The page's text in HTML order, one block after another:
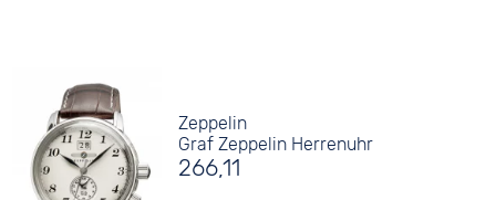
Zeppelin
Graf Zeppelin Herrenuhr
266,11